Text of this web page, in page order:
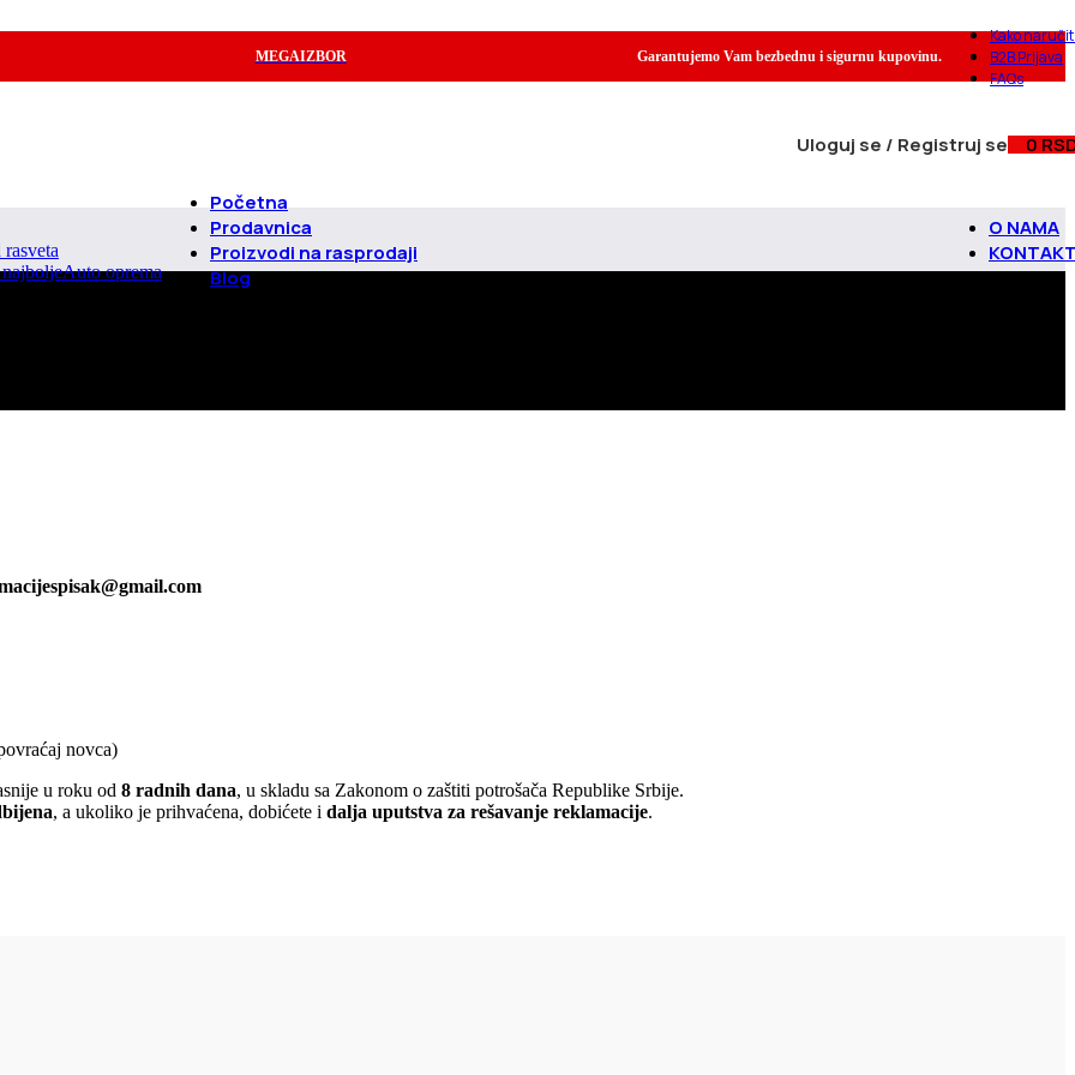
MEGAIZBOR Garantujemo Vam bezbednu i sigurnu kupovinu.
Kako
B2B Prijava
FAQs
Uloguj se / Registruj se 0
Auto oprema
Početna
Prodavnica
Proizvodi na rasprodaji
Blog
O NAMA
novca)
u roku od 8 radnih dana, u skladu sa Zakonom o zaštiti potrošača Republike Srbije.
, a ukoliko je prihvaćena, dobićete i dalja uputstva za rešavanje reklamacije.